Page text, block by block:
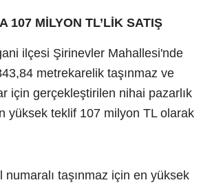
107 MİLYON TL’LİK SATIŞ
ilçesi Şirinevler Mahallesi'nde
metrekarelik taşınmaz ve
için gerçekleştirilen nihai pazarlık
yüksek teklif 107 milyon TL olarak
taşınmaz için en yüksek